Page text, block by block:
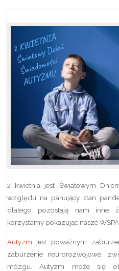
2 kwietnia jest Światowym
względu na panujący stan
dlatego pozostają nam inne
korzystamy pokazując nasze
Autyzm jest poważnym
zaburzenie neurorozwojowe,
mózgu. Autyzm może się